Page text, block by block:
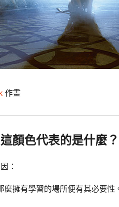
作畫
顏色代表的是什麼？
：
擁有學習的場所便有其必要性